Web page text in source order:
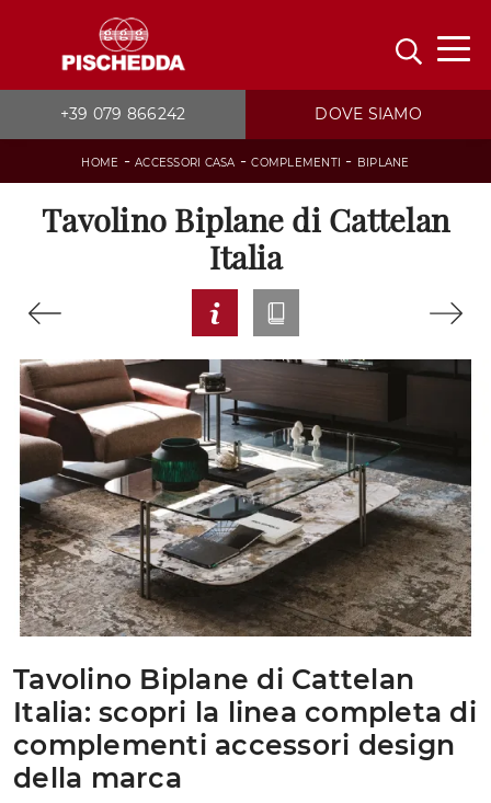
+39 079 866242 DOVE SIAMO
HOME -ACCESSORI CASA -COMPLEMENTI - BIPLANE
Tavolino Biplane di Cattelan
Italia
Tavolino Biplane di Cattelan
Italia: scopri la linea completa di
complementi accessori design
della marca